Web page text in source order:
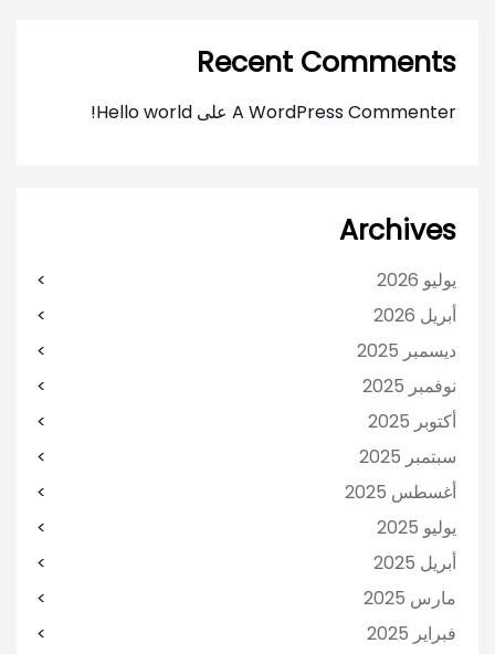
Recent Comments
A WordPress Commenter على Hello world!
Archives
يوليو 2026
أبريل 2026
ديسمبر 2025
نوفمبر 2025
أكتوبر 2025
سبتمبر 2025
أغسطس 2025
يوليو 2025
أبريل 2025
مارس 2025
فبراير 2025